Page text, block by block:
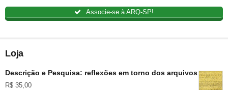
Associe-se à ARQ-SP!
Loja
Descrição e Pesquisa: reflexões em torno dos arquivos
R$ 35,00